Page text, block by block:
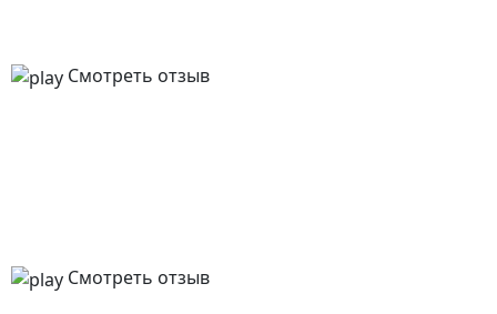
Смотреть отзыв
Смотреть отзыв